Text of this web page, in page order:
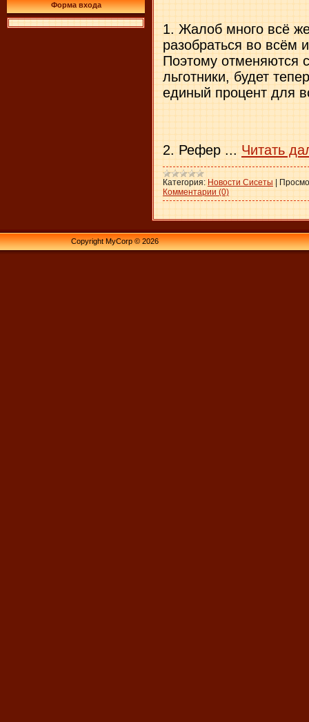
Форма входа
1. Жалоб много всё
разобраться во всём
Поэтому отменяются
льготники, будет
единый процент для
2. Рефер ... Читать
Категория: Новости Сисеты
Комментарии (0)
Copyright MyCorp © 2026